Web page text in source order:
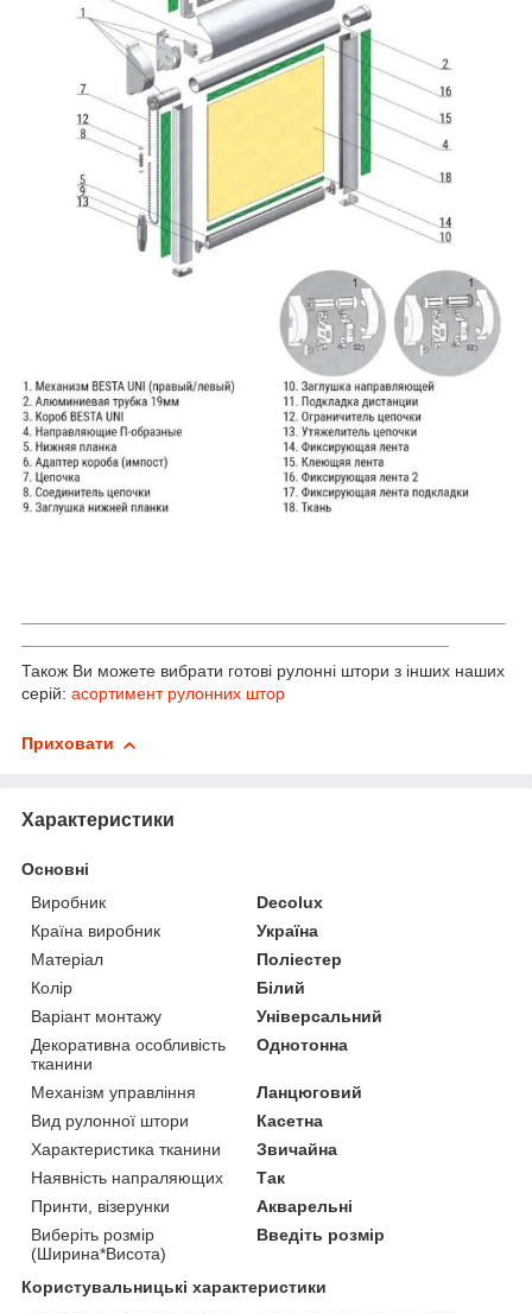
Також Ви можете вибрати готові рулонні штори з інших наших
серій: асортимент рулонних штор
Приховати
Характеристики
Основні
Виробник
Decolux
Країна виробник
Україна
Матеріал
Поліестер
Колір
Білий
Варіант монтажу
Універсальний
Декоративна особливість
тканини
Однотонна
Механізм управління
Ланцюговий
Вид рулонної штори
Касетна
Характеристика тканини
Звичайна
Наявність напраляющих
Так
Принти, візерунки
Акварельні
Виберіть розмір
(Ширина*Висота)
Введіть розмір
Користувальницькі характеристики